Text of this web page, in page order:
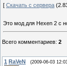
[ Скачать с сервера
Это мод для Hexen 2 с
Всего комментариев: 2
1 RaVeN (2009-06-03